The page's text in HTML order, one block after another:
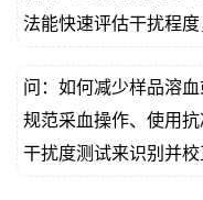
法能快速评估干扰程度
问：如何减少样品溶
规范采血操作、使用
干扰度测试来识别并校